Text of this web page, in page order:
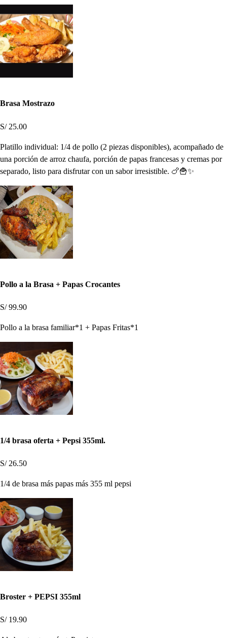
Brasa Mostrazo
S/ 25.00
Platillo individual: 1/4 de pollo (2 piezas disponibles), acompañado de
una porción de arroz chaufa, porción de papas francesas y cremas por
separado, listo para disfrutar con un sabor irresistible. 🍗🍟✨
Pollo a la Brasa + Papas Crocantes
S/ 99.90
Pollo a la brasa familiar*1 + Papas Fritas*1
1/4 brasa oferta + Pepsi 355ml.
S/ 26.50
1/4 de brasa más papas más 355 ml pepsi
Broster + PEPSI 355ml
S/ 19.90